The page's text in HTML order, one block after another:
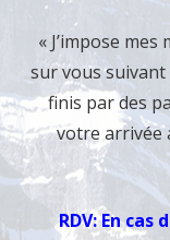
« J’impose
sur vous
finis par des
votre arrivée
RDV: En